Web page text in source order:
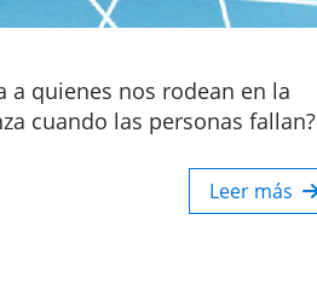
a quienes nos rodean en la
cuando las personas fallan?
Leer más